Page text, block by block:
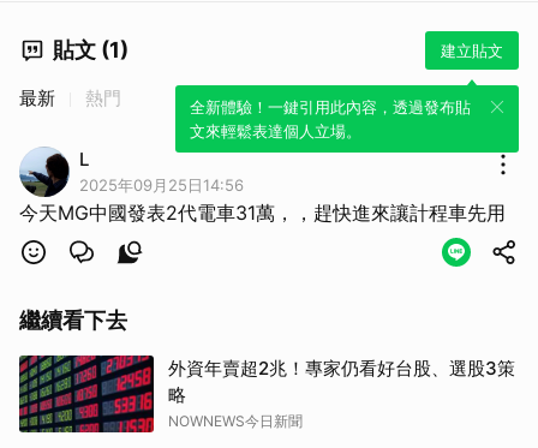
貼文 (1) 建立貼文
全新體驗！一鍵引用此內容，透過發布貼
文來輕鬆表達個人立場。
最新 熱門
L
2025年09月25日14:56
今天MG中國發表2代電車31萬，，趕快進來讓計程車先用
繼續看下去
外資年賣超2兆！專家仍看好台股、選股3策
略
NOWNEWS今日新聞